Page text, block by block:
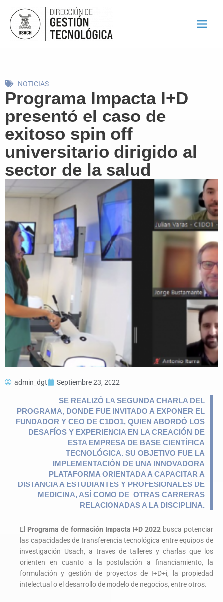
contenido
NOTICIAS
Programa Impacta I+D
presentó el caso de
exitoso spin off
universitario dirigido al
sector de la salud
admin_dgt Septiembre 23, 2022
SE REALIZÓ LA SEGUNDA CHARLA DEL
PROGRAMA, DONDE FUE INVITADO A EXPONER EL
FUNDADOR Y CEO DE C1DO1, QUIEN ABORDÓ LOS
DESAFÍOS Y EXPERIENCIA EN LA CREACIÓN DE
ESTA EMPRESA DE BASE CIENTÍFICA
TECNOLÓGICA. SU OBJETIVO FUE LA
IMPLEMENTACIÓN DE UNA INNOVADORA
PLATAFORMA ORIENTADA A CAPACITAR A
DISTANCIA A ESTUDIANTES Y PROFESIONALES DE
MEDICINA, ASÍ COMO DE OTRAS CARRERAS
RELACIONADAS A LA DISCIPLINA.
El Programa de formación Impacta I+D 2022 busca potenciar
las capacidades de transferencia tecnológica entre equipos de
investigación Usach, a través de talleres y charlas que los
orienten en cuanto a la postulación a financiamiento, la
formulación y gestión de proyectos de I+D+i, la propiedad
intelectual o el desarrollo de modelo de negocios, entre otros.